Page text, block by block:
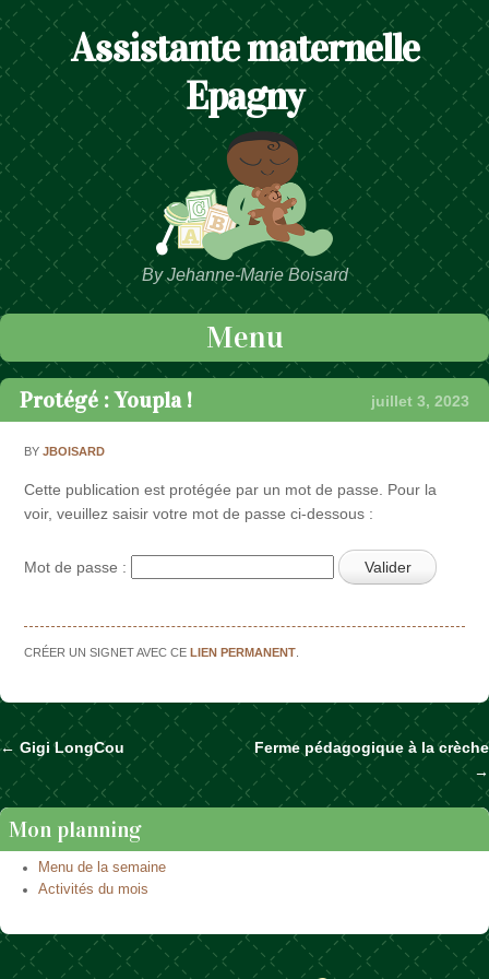
Assistante maternelle
Epagny
By Jehanne-Marie Boisard
Menu
Passer au contenu
Protégé : Youpla ! juillet 3, 2023
BYJBOISARD
Cette publication est protégée par un mot de passe. Pour la
voir, veuillez saisir votre mot de passe ci-dessous :
Mot de passe :
CRÉER UN SIGNET AVEC CELIEN PERMANENT
Naviguer dans les articles
← Gigi LongCou
Ferme pédagogique à la crèche
→
Mon planning
Menu de la semaine
Activités du mois